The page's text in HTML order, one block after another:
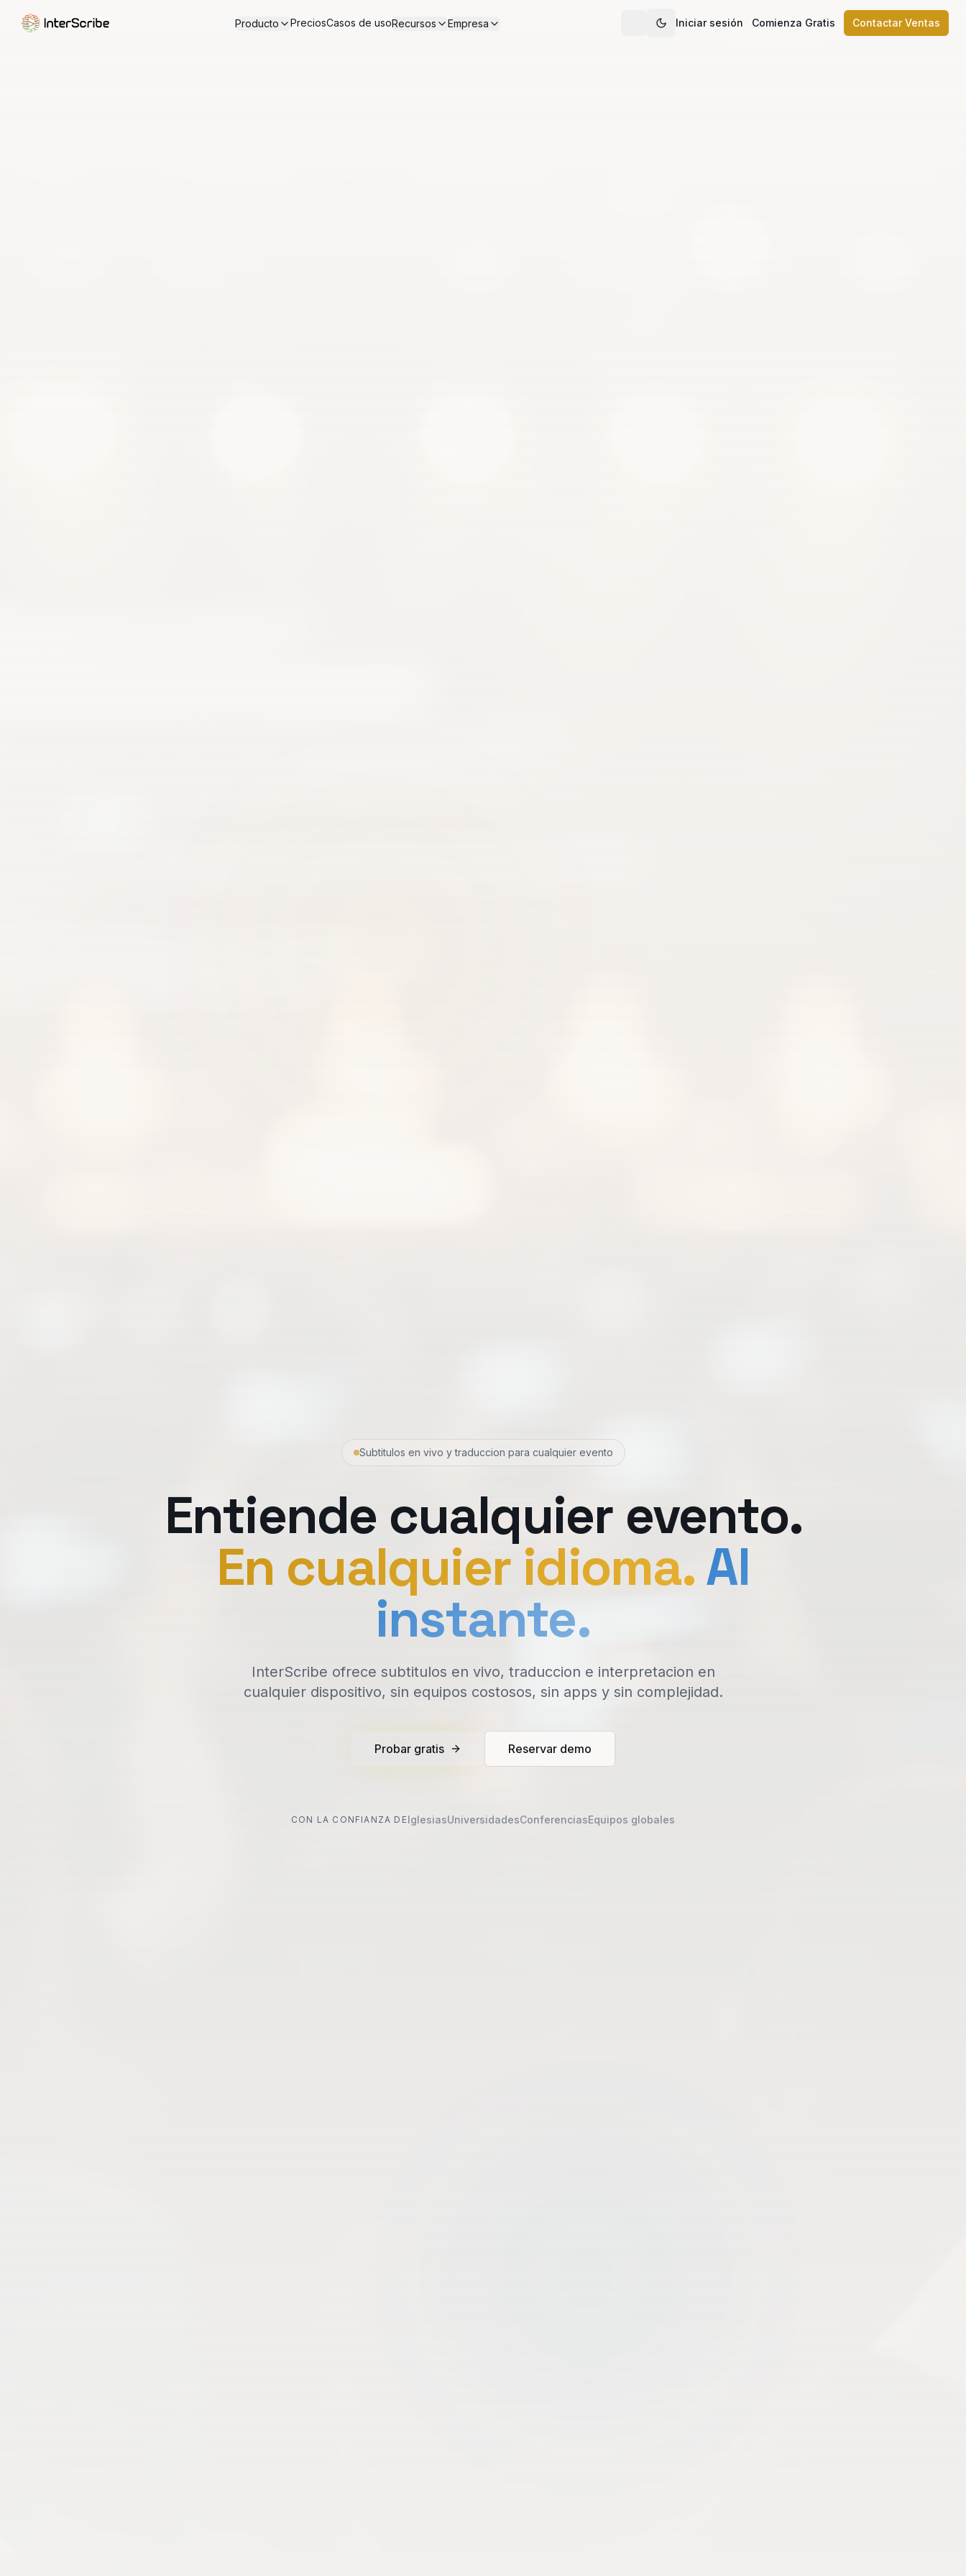
Producto PreciosCasos de usoRecursos Empresa Iniciar sesión Comienza Gratis Contactar Ventas
Subtitulos en vivo y traduccion para cualquier evento
Entiende cualquier evento.
En cualquier idioma.Al
instante.
InterScribe ofrece subtitulos en vivo, traduccion e interpretacion en
cualquier dispositivo, sin equipos costosos, sin apps y sin complejidad.
Probar gratis Reservar demo
CON LA CONFIANZA DEIglesiasUniversidadesConferenciasEquipos globales